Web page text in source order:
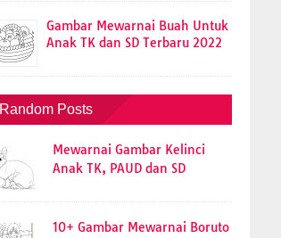
Gambar Mewarnai Buah Untuk
Anak TK dan SD Terbaru 2022
Random Posts
Mewarnai Gambar Kelinci
Anak TK, PAUD dan SD
10+ Gambar Mewarnai Boruto